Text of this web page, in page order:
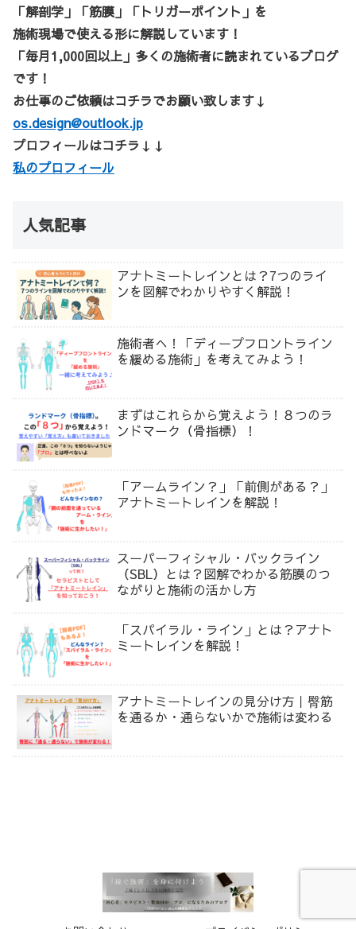
「解剖学」「筋膜」「トリガーポイント」を
施術現場で使える形に解説しています！
「毎月1,000回以上」多くの施術者に読まれているブログ
です！
お仕事のご依頼はコチラでお願い致します↓
os.design@outlook.jp
プロフィールはコチラ↓↓
私のプロフィール
人気記事
アナトミートレインとは？7つのライ
ンを図解でわかりやすく解説！
施術者へ！「ディープフロントライン
を緩める施術」を考えてみよう！
まずはこれらから覚えよう！８つのラ
ンドマーク（骨指標）！
「アームライン？」「前側がある？」
アナトミートレインを解説！
スーパーフィシャル・バックライン
（SBL）とは？図解でわかる筋膜のつ
ながりと施術の活かし方
「スパイラル・ライン」とは？アナト
ミートレインを解説！
アナトミートレインの見分け方｜臀筋
を通るか・通らないかで施術は変わる